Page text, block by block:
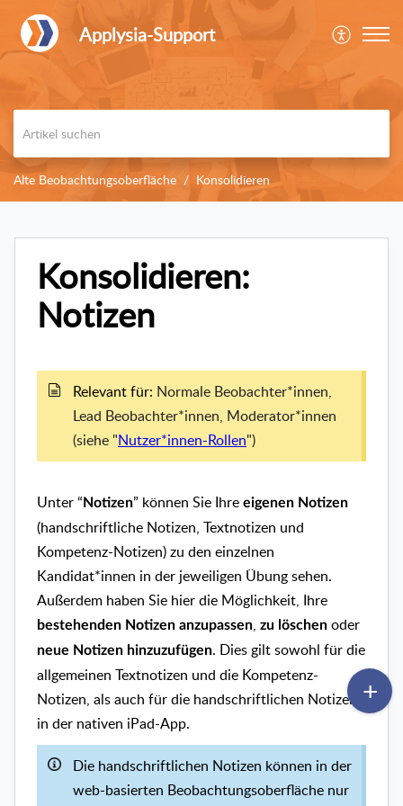
Applysia-Support
Alte Beobachtungsoberfläche Konsolidieren
Konsolidieren:
Notizen
Relevant für: Normale Beobachter*innen,
Lead Beobachter*innen, Moderator*innen
(siehe "Nutzer*innen-Rollen")
Unter “ Notizen” können Sie Ihre eigenen Notizen
(handschriftliche Notizen, Textnotizen und
Kompetenz-Notizen) zu den einzelnen
Kandidat*innen in der jeweiligen Übung sehen.
Außerdem haben Sie hier die Möglichkeit, Ihre
bestehenden Notizen anzupassen, zu löschen oder
neue Notizen hinzuzufügen. Dies gilt sowohl für die
allgemeinen Textnotizen und die Kompetenz-
Notizen, als auch für die handschriftlichen Notizen
in der nativen iPad-App.
Die handschriftlichen Notizen können in der
web-basierten Beobachtungsoberfläche nur